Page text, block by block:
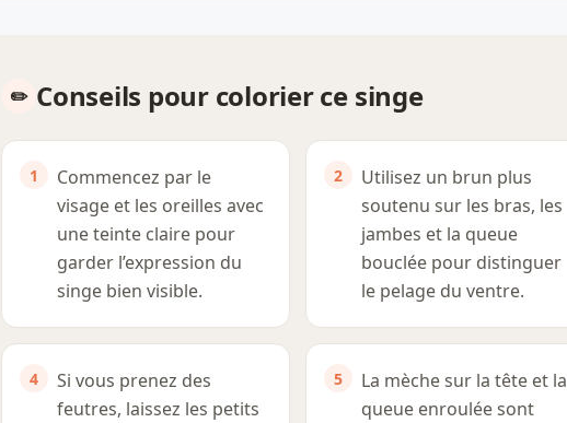
Conseils pour colorier ce singe
Commencez par le
visage et les oreilles avec
une teinte claire pour
garder l’expression du
singe bien visible.
Utilisez un brun plus
soutenu sur les bras, les
jambes et la queue
bouclée pour distinguer
le pelage du ventre.
Si vous prenez des
feutres, laissez les petits
La mèche sur la tête et la
queue enroulée sont